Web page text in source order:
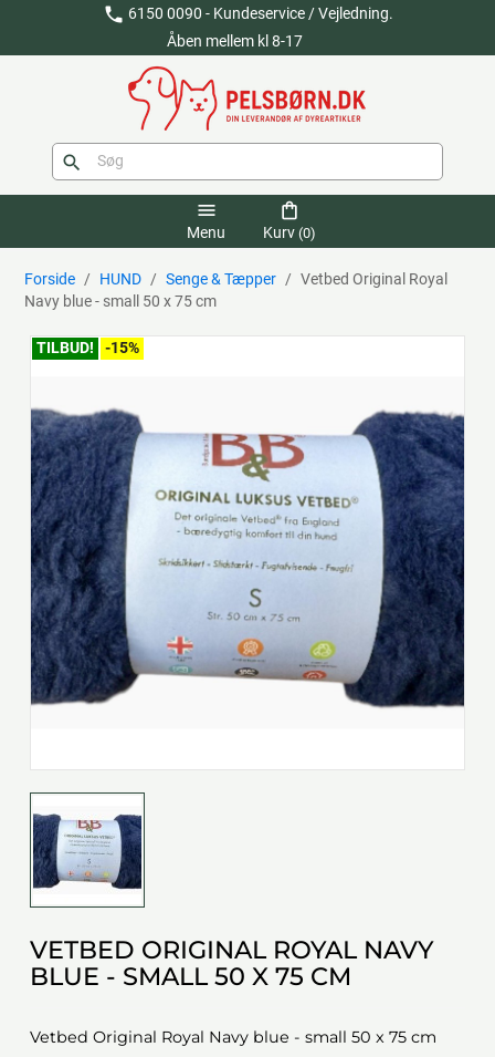
phone 6150 0090 - Kundeservice / Vejledning.
Åben mellem kl 8-17
search
menu
Menu
shopping_bag
Kurv (0)
Forside HUND Senge & Tæpper
Vetbed Original Royal
Navy blue - small 50 x 75 cm
TILBUD! -15%
VETBED ORIGINAL ROYAL NAVY
BLUE - SMALL 50 X 75 CM
Vetbed Original Royal Navy blue - small 50 x 75 cm